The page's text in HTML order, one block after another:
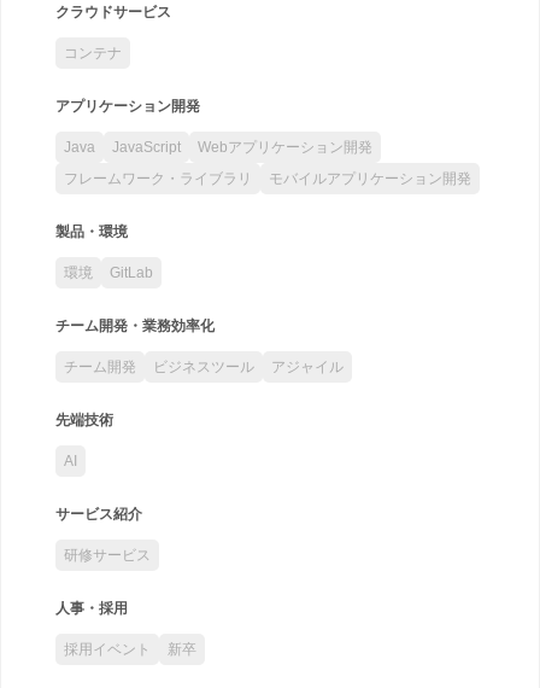
クラウドサービス
コンテナ
アプリケーション開発
Java JavaScript
Webアプリケーション開発
フレームワーク・ライブラリ
モバイルアプリケーション開発
製品・環境
環境 GitLab
チーム開発・業務効率化
チーム開発 ビジネスツール アジャイル
先端技術
AI
サービス紹介
研修サービス
人事・採用
採用イベント 新卒